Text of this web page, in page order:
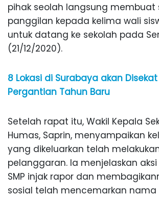
pihak seolah langsung membuat
panggilan kepada kelima wali
untuk datang ke sekolah pada
(21/12/2020).
8 Lokasi di Surabaya akan
Pergantian Tahun Baru
Setelah rapat itu, Wakil Kepala
Humas, Saprin, menyampaikan
yang dikeluarkan telah
pelanggaran. Ia menjelaskan
SMP injak rapor dan
sosial telah mencemarkan nama